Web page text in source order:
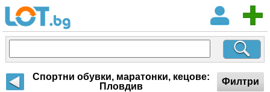
Спортни обувки, маратонки, кецове:
Пловдив
Филтри